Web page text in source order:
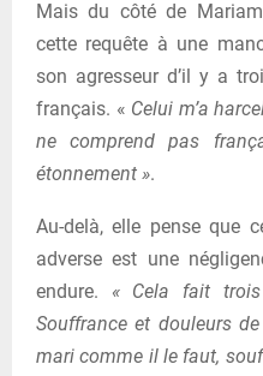
Mais du côté de
cette requête à une
son agresseur d’il y a
français. « Celui m’a
ne comprend pas
étonnement ».
Au-delà, elle pense que
adverse est une
endure. « Cela fait
Souffrance et douleurs
mari comme il le faut,